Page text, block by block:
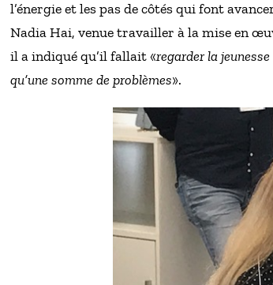
l’énergie et les pas de côtés qui font
Nadia Hai, venue travailler à la mise en
il a indiqué qu’il fallait «regarder la
qu’une somme de problèmes».